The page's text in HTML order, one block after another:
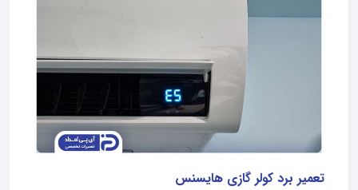
تعمیر برد کولر گازی هایسنس